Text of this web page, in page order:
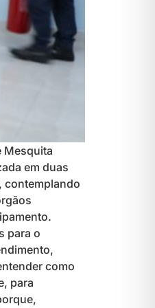
Mesquita
em duas
contemplando
para o
como
para